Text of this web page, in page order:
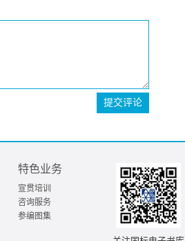
提交评论
特色业务
宣贯培训
咨询服务
参编图集